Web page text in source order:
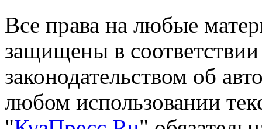
Все права на любые
защищены в
законодательством об
любом использовании